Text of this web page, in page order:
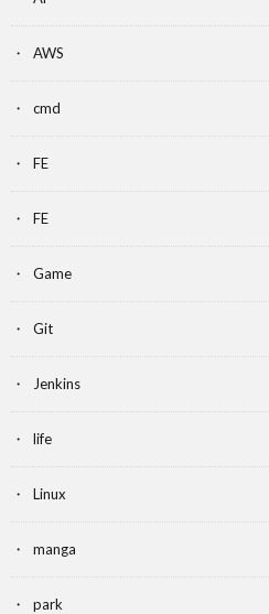
AWS
cmd
FE
FE
Game
Git
Jenkins
life
Linux
manga
park